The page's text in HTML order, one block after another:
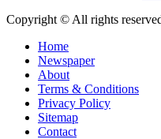
Copyright © All rights
Home
Newspaper
About
Terms & Conditions
Privacy Policy
Sitemap
Contact